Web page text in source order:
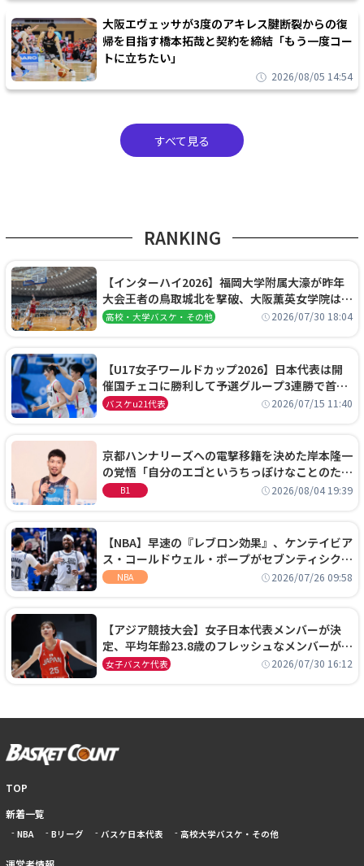
大阪エヴェッサが3度のアキレス腱断裂からの復
帰を目指す橋本拓哉と契約を締結「もう一度コー
トに立ちたい」
2026/08/05 14:54
すべて見る
RANKING
【インターハイ2026】福岡大学附属大濠が昨年
大会王者の鳥取城北を撃破、大阪薫英女学院は岐
阜女子に完勝、大会3日目試合結果
高校・大学バスケ・その他 2026/07/30 18:04
【U17女子ワールドカップ2026】日本代表は開
催国チェコに勝利して予選グループ3連勝で首位
通過！準々決勝の相手はエジプトに決定
バスケu21代表 2026/07/15 11:40
京都ハンナリーズへの電撃移籍を決めた岸本隆一
の覚悟「自分のエゴというちっぽけなことのため
に、京都に来たわけではない」
B1 2026/08/04 19:39
【NBA】早速の『レブロン効果』、ケンテイビア
ス・コールドウェル・ポープがセブンティシクサ
ーズに1年契約で加入
NBA 2026/07/26 09:58
【アジア競技大会】女子日本代表メンバーが決
定、平均年齢23.8歳のフレッシュなメンバーが日
本開催の大舞台で頂点を狙う
女子バスケ代表 2026/07/30 16:12
TOP
新着一覧
NBA Bリーグ バスケ日本代表 高校大学バスケ・その他